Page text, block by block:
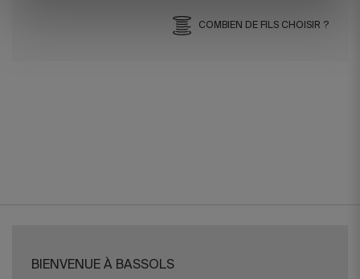
COMBIEN DE FILS CHOISIR ?
BIENVENUE À BASSOLS